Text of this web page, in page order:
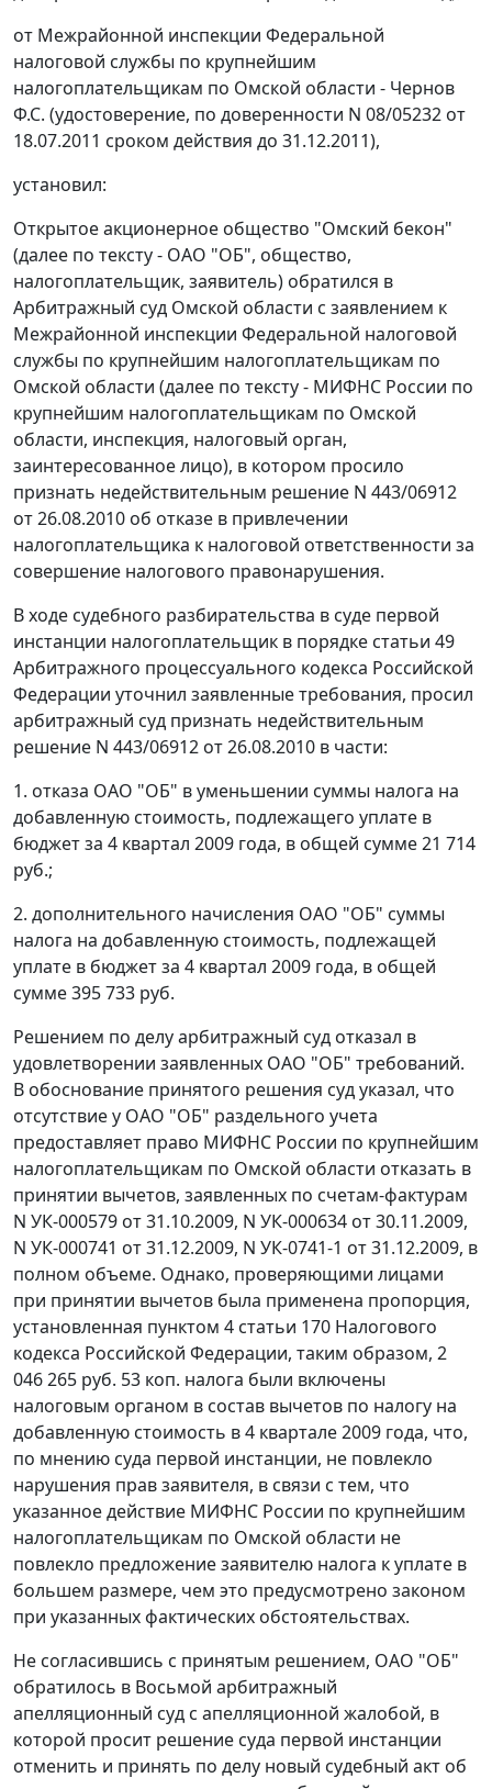
от Межрайонной инспекции Федеральной
налоговой службы по крупнейшим
налогоплательщикам по Омской области - Чернов
Ф.С. (удостоверение, по доверенности N 08/05232 от
18.07.2011 сроком действия до 31.12.2011),
установил:
Открытое акционерное общество "Омский бекон"
(далее по тексту - ОАО "ОБ", общество,
налогоплательщик, заявитель) обратился в
Арбитражный суд Омской области с заявлением к
Межрайонной инспекции Федеральной налоговой
службы по крупнейшим налогоплательщикам по
Омской области (далее по тексту - МИФНС России по
крупнейшим налогоплательщикам по Омской
области, инспекция, налоговый орган,
заинтересованное лицо), в котором просило
признать недействительным решение N 443/06912
от 26.08.2010 об отказе в привлечении
налогоплательщика к налоговой ответственности за
совершение налогового правонарушения.
В ходе судебного разбирательства в суде первой
инстанции налогоплательщик в порядке статьи 49
Арбитражного процессуального кодекса Российской
Федерации уточнил заявленные требования, просил
арбитражный суд признать недействительным
решение N 443/06912 от 26.08.2010 в части:
1. отказа ОАО "ОБ" в уменьшении суммы налога на
добавленную стоимость, подлежащего уплате в
бюджет за 4 квартал 2009 года, в общей сумме 21 714
руб.;
2. дополнительного начисления ОАО "ОБ" суммы
налога на добавленную стоимость, подлежащей
уплате в бюджет за 4 квартал 2009 года, в общей
сумме 395 733 руб.
Решением по делу арбитражный суд отказал в
удовлетворении заявленных ОАО "ОБ" требований.
В обоснование принятого решения суд указал, что
отсутствие у ОАО "ОБ" раздельного учета
предоставляет право МИФНС России по крупнейшим
налогоплательщикам по Омской области отказать в
принятии вычетов, заявленных по счетам-фактурам
N УК-000579 от 31.10.2009, N УК-000634 от 30.11.2009,
N УК-000741 от 31.12.2009, N УК-0741-1 от 31.12.2009, в
полном объеме. Однако, проверяющими лицами
при принятии вычетов была применена пропорция,
установленная пунктом 4 статьи 170 Налогового
кодекса Российской Федерации, таким образом, 2
046 265 руб. 53 коп. налога были включены
налоговым органом в состав вычетов по налогу на
добавленную стоимость в 4 квартале 2009 года, что,
по мнению суда первой инстанции, не повлекло
нарушения прав заявителя, в связи с тем, что
указанное действие МИФНС России по крупнейшим
налогоплательщикам по Омской области не
повлекло предложение заявителю налога к уплате в
большем размере, чем это предусмотрено законом
при указанных фактических обстоятельствах.
Не согласившись с принятым решением, ОАО "ОБ"
обратилось в Восьмой арбитражный
апелляционный суд с апелляционной жалобой, в
которой просит решение суда первой инстанции
отменить и принять по делу новый судебный акт об